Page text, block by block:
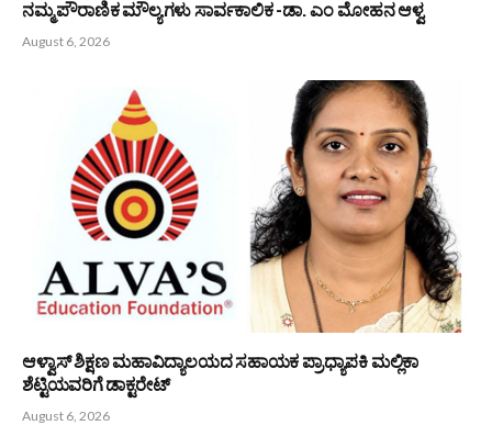
ನಮ್ಮ ಪೌರಾಣಿಕ ಮೌಲ್ಯಗಳು ಸಾರ್ವಕಾಲಿಕ -ಡಾ. ಎಂ ಮೋಹನ ಆಳ್ವ
August 6, 2026
ಆಳ್ವಾಸ್ ಶಿಕ್ಷಣ ಮಹಾವಿದ್ಯಾಲಯದ ಸಹಾಯಕ ಪ್ರಾಧ್ಯಾಪಕಿ ಮಲ್ಲಿಕಾ
ಶೆಟ್ಟಿಯವರಿಗೆ ಡಾಕ್ಟರೇಟ್
August 6, 2026